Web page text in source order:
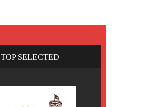
TOP SELECTED